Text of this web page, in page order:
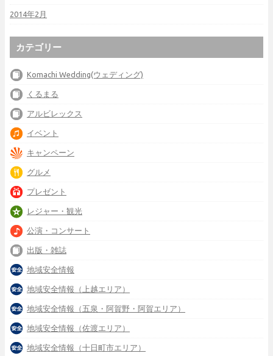
2014年2月
カテゴリー
Komachi Wedding(ウェディング)
くるまる
アルビレックス
イベント
キャンペーン
グルメ
プレゼント
レジャー・観光
公演・コンサート
出版・雑誌
地域安全情報
地域安全情報（上越エリア）
地域安全情報（五泉・阿賀野・阿賀エリア）
地域安全情報（佐渡エリア）
地域安全情報（十日町市エリア）